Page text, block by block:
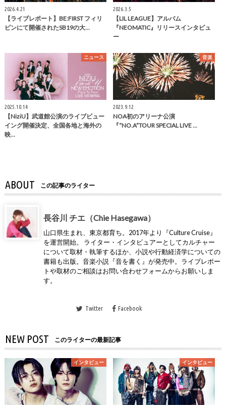
2026.4.21
【ライブレポート】BE:FIRST フィリ
ピンにて開催されたSB19の大…
2026.3.5
【LIL LEAGUE】アルバム
『NEOMATIC』リリースインタビュ
ー
ニュース
2025.10.14
【NiziU】武道館公演のライブビュー
イング開催決定、全国各地と海外の
映…
音楽
2023.9.12
NOA初のアリーナ公演
『“NO.A”TOUR SPECIAL LIVE …
ABOUT この記事のライター
長谷川 チエ（Chie Hasegawa）
山口県生まれ、東京都育ち。2017年より『Culture Cruise』
を運営開始。 ライター・インタビュアーとしてカルチャー
について取材・執筆するほか、小説や行動経済学についての
書籍も出版。音楽小説『音を書く』が発売中。ライブレポー
トや取材のご相談はお問い合わせフォームからお願いしま
す。
Twitter Facebook
NEW POST このライターの最新記事
インタビュー インタビュー